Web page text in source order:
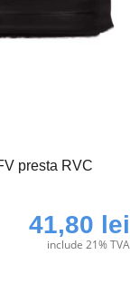
presta RVC
41,80 lei
include 21% TVA